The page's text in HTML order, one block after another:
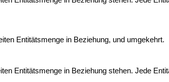
Entitätsmenge in Beziehung, und umgekehrt.
Entitätsmenge in Beziehung stehen. Jede